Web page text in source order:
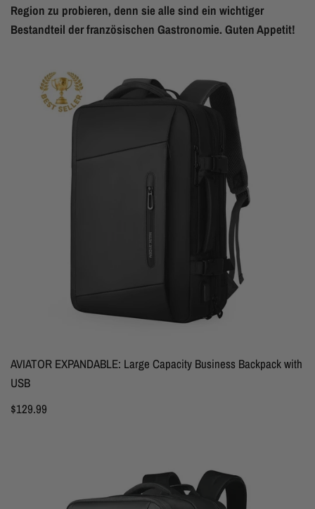
Region zu probieren, denn sie alle sind ein wichtiger
Bestandteil der französischen Gastronomie. Guten Appetit!
AVIATOR EXPANDABLE: Large Capacity Business Backpack with
USB
$129.99